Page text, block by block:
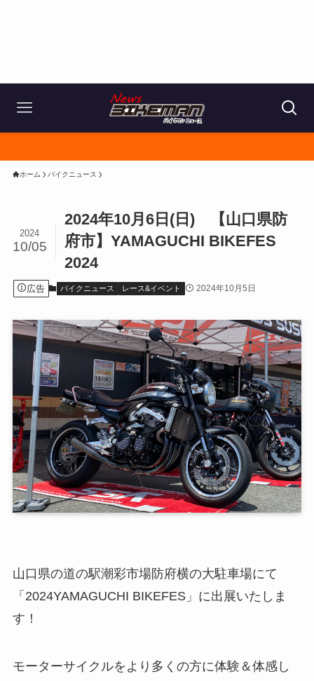
ホーム バイクニュース
2024年10月6日(日) 【山口県防
府市】YAMAGUCHI BIKEFES
2024
2024
10/05
広告 バイクニュース レース&イベント 2024年10月5日
山口県の道の駅潮彩市場防府横の大駐車場にて
「2024YAMAGUCHI BIKEFES」に出展いたしま
す！
モーターサイクルをより多くの方に体験＆体感し